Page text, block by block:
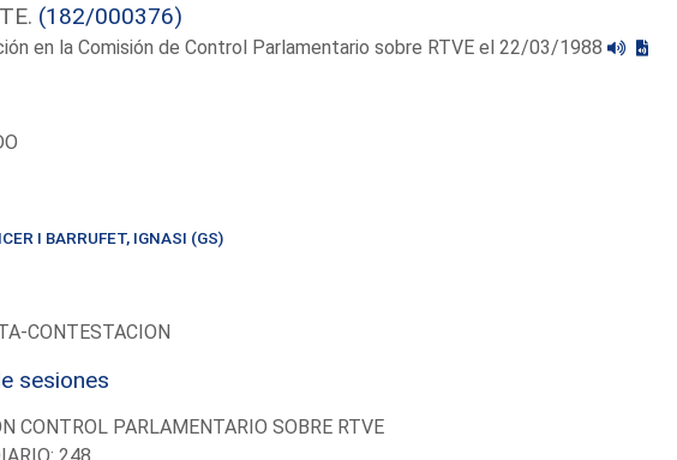
(182/000376)
en la Comisión de Control Parlamentario sobre RTVE el 22/03/1988
I BARRUFET, IGNASI (GS)
CONTESTACION
sesiones
CONTROL PARLAMENTARIO SOBRE RTVE
248